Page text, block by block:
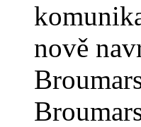
nově